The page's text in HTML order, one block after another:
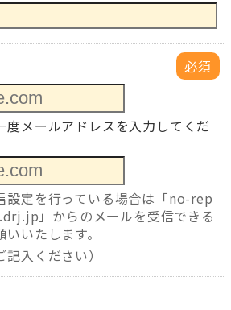
必須
度メールアドレスを入力してくだ
定を行っている場合は「no-rep
」からのメールを受信できる
いたします。
入ください）